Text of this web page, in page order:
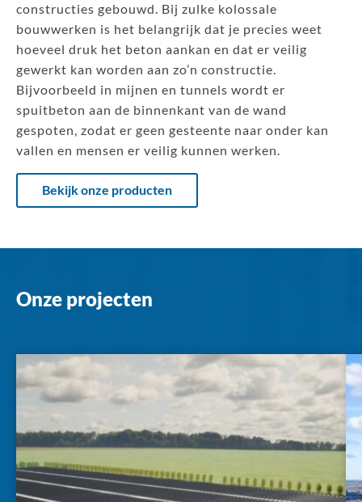
constructies gebouwd. Bij zulke kolossale
bouwwerken is het belangrijk dat je precies weet
hoeveel druk het beton aankan en dat er veilig
gewerkt kan worden aan zo’n constructie.
Bijvoorbeeld in mijnen en tunnels wordt er
spuitbeton aan de binnenkant van de wand
gespoten, zodat er geen gesteente naar onder kan
vallen en mensen er veilig kunnen werken.
Bekijk onze producten
Onze projecten